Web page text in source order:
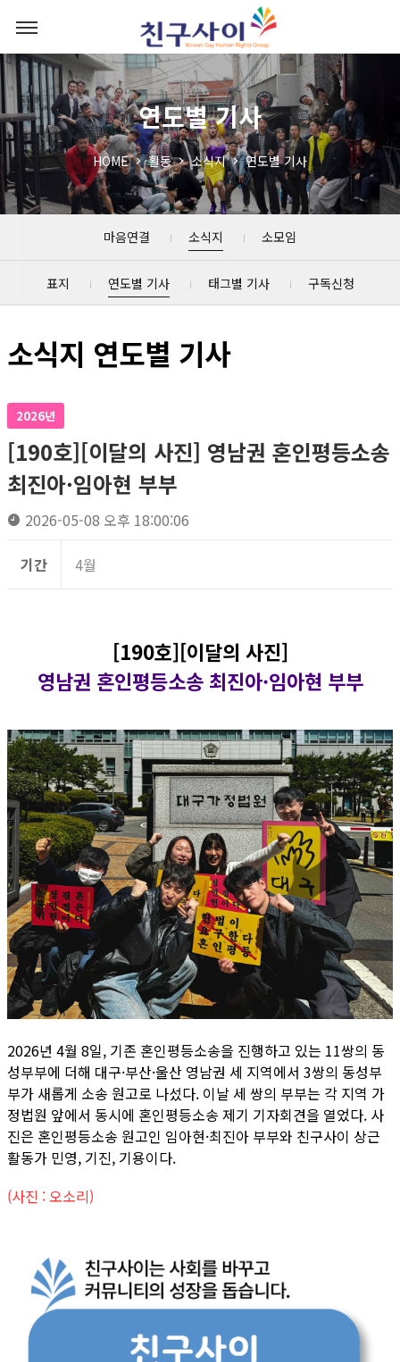
연도별 기사
HOME 활동 소식지 연도별 기사
마음연결 소식지 소모임
표지 연도별 기사 태그별 기사 구독신청
소식지 연도별 기사
2026년
[190호][이달의 사진] 영남권 혼인평등소송
최진아·임아현 부부
2026-05-08 오후 18:00:06
기간 4월
[190호][이달의 사진]
영남권 혼인평등소송 최진아·임아현 부부
2026년 4월 8일, 기존 혼인평등소송을 진행하고 있는 11쌍의 동
성부부에 더해 대구·부산·울산 영남권 세 지역에서 3쌍의 동성부
부가 새롭게 소송 원고로 나섰다. 이날 세 쌍의 부부는 각 지역 가
정법원 앞에서 동시에 혼인평등소송 제기 기자회견을 열었다. 사
진은 혼인평등소송 원고인 임아현·최진아 부부와 친구사이 상근
활동가 민영, 기진, 기용이다.
(사진 : 오소리)